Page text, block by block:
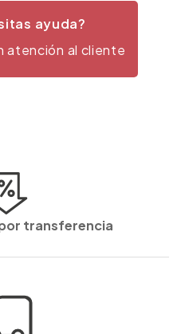
ayuda?
atención al cliente
transferencia